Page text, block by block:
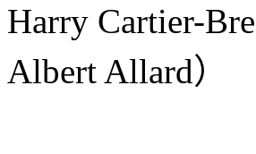
Harry Cartier-
Albert Allard）